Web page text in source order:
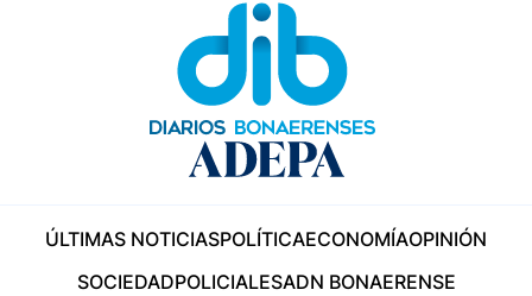
ÚLTIMAS NOTICIASPOLÍTICAECONOMÍAOPINIÓN
SOCIEDADPOLICIALESADN BONAERENSE